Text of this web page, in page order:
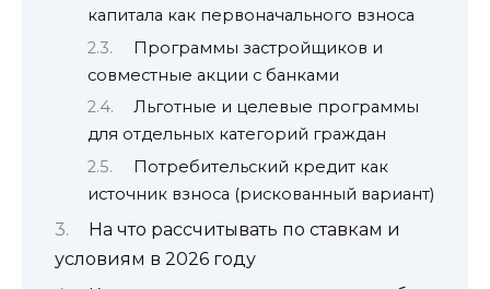
капитала как первоначального взноса
Программы застройщиков и
совместные акции с банками
Льготные и целевые программы
для отдельных категорий граждан
Потребительский кредит как
источник взноса (рискованный вариант)
На что рассчитывать по ставкам и
условиям в 2026 году